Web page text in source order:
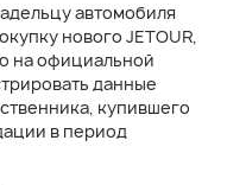
автомобиля
нового JETOUR,
на официальной
данные
купившего
в период